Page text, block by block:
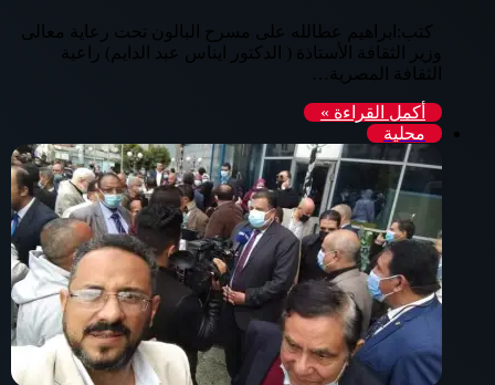
كتب:ابراهيم عطالله على مسرح البالون تحت رعاية معالى
وزير الثقافة الأستاذة ( الدكتور ايناس عبد الدايم) راعية
الثقافة المصرية…
أكمل القراءة »
محلية